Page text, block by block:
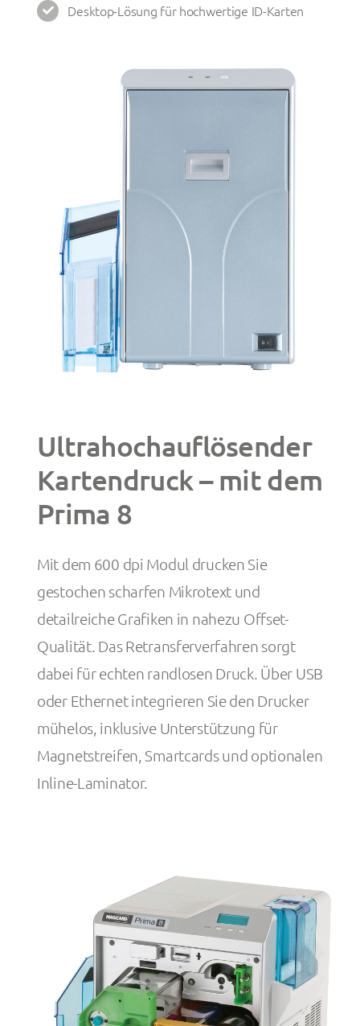
Desktop-Lösung für hochwertige ID-Karten
Ultrahochauflösender
Kartendruck – mit dem
Prima 8
Mit dem 600 dpi Modul drucken Sie
gestochen scharfen Mikrotext und
detailreiche Grafiken in nahezu Offset-
Qualität. Das Retransferverfahren sorgt
dabei für echten randlosen Druck. Über USB
oder Ethernet integrieren Sie den Drucker
mühelos, inklusive Unterstützung für
Magnetstreifen, Smartcards und optionalen
Inline-Laminator.